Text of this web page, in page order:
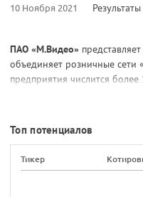
10 Ноября 2021
ПАО «М.Видео»
объединяет розничные сети
предприятия числится
является первым и
бытовой техники, чьи
Предприятие было
Топ потенциалов
Тикер